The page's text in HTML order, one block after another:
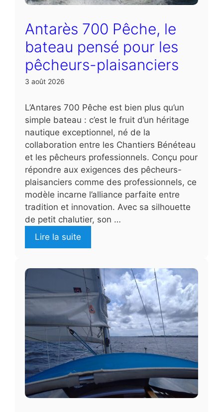
Antarès 700 Pêche, le
bateau pensé pour les
pêcheurs-plaisanciers
3 août 2026
L’Antares 700 Pêche est bien plus qu’un
simple bateau : c’est le fruit d’un héritage
nautique exceptionnel, né de la
collaboration entre les Chantiers Bénéteau
et les pêcheurs professionnels. Conçu pour
répondre aux exigences des pêcheurs-
plaisanciers comme des professionnels, ce
modèle incarne l’alliance parfaite entre
tradition et innovation. Avec sa silhouette
de petit chalutier, son …
Lire la suite